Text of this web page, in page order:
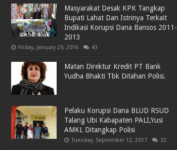
Masyarakat Desak KPK Tangkap
Bupati Lahat Dan Istrinya Terkait
Indikasi Korupsi Dana Bansos 2011-
2013
Friday, January 29, 2016 43
Matan Direktur Kredit PT Bank
Yudha Bhakti Tbk Ditahan Polisi.
Pelaku Korupsi Dana BLUD RSUD
Talang Ubi Kabapaten PALI,Yusi
AMKL Ditangkap Polisi
Tuesday, September 12, 2017 32